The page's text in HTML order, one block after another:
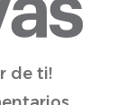
de ti!